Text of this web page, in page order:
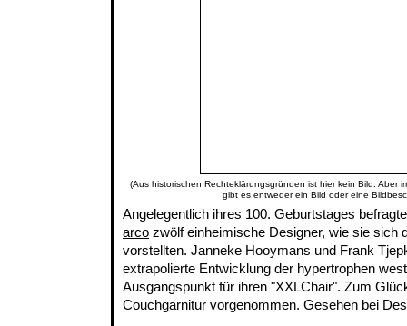
(Aus historischen Rechteklärungsgründen ist hier kein Bild. Aber
gibt es entweder ein Bild oder eine
Angelegentlich ihres 100. Geburtstages
arco zwölf einheimische Designer, wie sie sich
vorstellten. Janneke Hooymans und Frank
extrapolierte Entwicklung der hypertrophen
Ausgangspunkt für ihren "XXLChair". Zum
Couchgarnitur vorgenommen. Gesehen bei